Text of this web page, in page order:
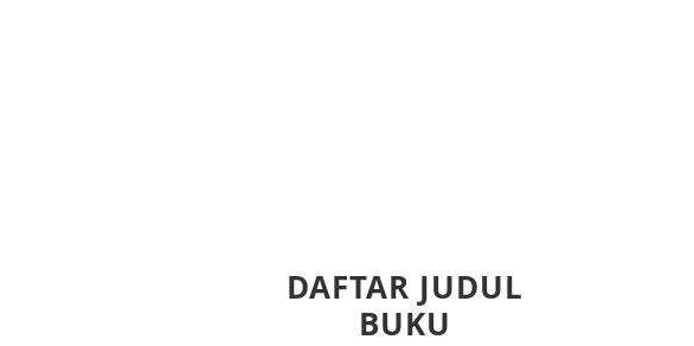
DAFTAR JUDUL
BUKU